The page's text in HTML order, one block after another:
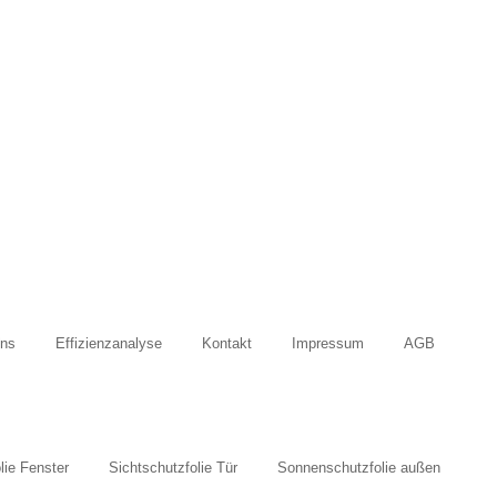
Effizienzanalyse Kontakt Impressum AGB
Fenster Sichtschutzfolie Tür Sonnenschutzfolie außen